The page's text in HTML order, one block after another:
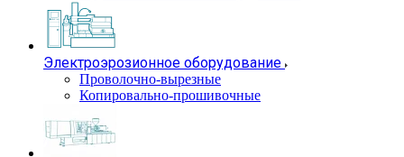
Электроэрозионное оборудование
Проволочно-вырезные
Копировально-прошивочные